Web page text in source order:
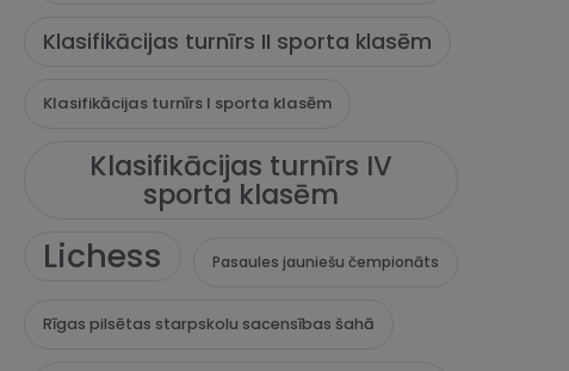
Klasifikācijas turnīrs II sporta klasēm
Klasifikācijas turnīrs I sporta klasēm
Klasifikācijas turnīrs IV
sporta klasēm
Lichess Pasaules jauniešu čempionāts
Rīgas pilsētas starpskolu sacensības šahā